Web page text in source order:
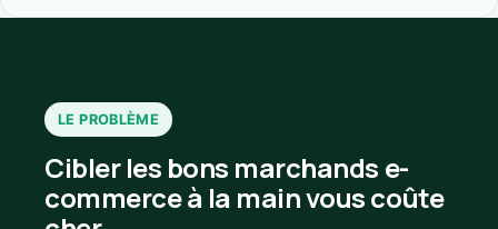
LE PROBLÈME
Cibler les bons marchands e-
commerce à la main vous coûte